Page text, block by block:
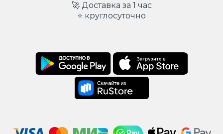
🚀 Доставка за 1 час
⭐ круглосуточно